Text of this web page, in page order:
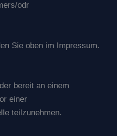
odr
Sie oben im Impressum.
bereit an einem
einer
teilzunehmen.